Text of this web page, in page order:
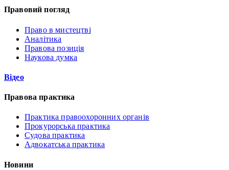
Правовий погляд
Право в мистецтві
Аналітика
Правова позиція
Наукова думка
Відео
Правова практика
Практика правоохоронних органів
Прокурорська практика
Судова практика
Адвокатська практика
Новини